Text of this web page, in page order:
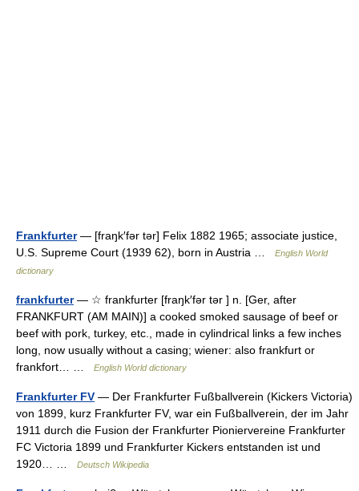
Frankfurter— [fraŋk′fər tər] Felix 1882 1965; associate justice,
U.S. Supreme Court (1939 62), born in Austria …
English World
dictionary
frankfurter— ☆ frankfurter [fraŋk′fər tər ] n. [Ger, after
FRANKFURT (AM MAIN)] a cooked smoked sausage of beef or
beef with pork, turkey, etc., made in cylindrical links a few inches
long, now usually without a casing; wiener: also frankfurt or
frankfort… …
English World dictionary
Frankfurter FV — Der Frankfurter Fußballverein (Kickers Victoria)
von 1899, kurz Frankfurter FV, war ein Fußballverein, der im Jahr
1911 durch die Fusion der Frankfurter Pioniervereine Frankfurter
FC Victoria 1899 und Frankfurter Kickers entstanden ist und
1920… …
Deutsch Wikipedia